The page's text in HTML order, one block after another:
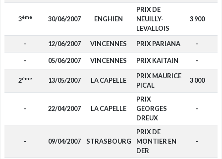
3ème 30/06/2007 ENGHIEN
PRIX DE
NEUILLY-
LEVALLOIS
3 900
- 12/06/2007 VINCENNES PRIX PARIANA -
- 05/06/2007 VINCENNES PRIX KAITAIN -
2ème 13/05/2007 LA CAPELLE
PRIX MAURICE
PICAL
3 000
- 22/04/2007 LA CAPELLE
PRIX
GEORGES
DREUX
-
- 09/04/2007 STRASBOURG
PRIX DE
MONTIER EN
DER
-